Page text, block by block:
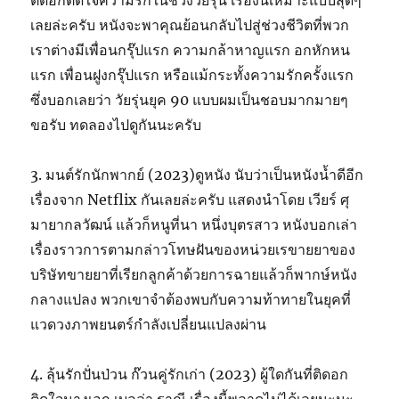
เลยล่ะครับ หนังจะพาคุณย้อนกลับไปสู่ช่วงชีวิตที่พวก
เราต่างมีเพื่อนกรุ๊ปแรก ความกล้าหาญแรก อกหักหน
แรก เพื่อนฝูงกรุ๊ปแรก หรือแม้กระทั้งความรักครั้งแรก
ซึ่งบอกเลยว่า วัยรุ่นยุค 90 แบบผมเป็นชอบมากมายๆ
ขอรับ ทดลองไปดูกันนะครับ
3. มนต์รักนักพากย์ (2023)ดูหนัง นับว่าเป็นหนังน้ำดีอีก
เรื่องจาก Netflix กันเลยล่ะครับ แสดงนำโดย เวียร์ ศุ
มายากลวัฒน์ แล้วก็หนูที่นา หนึ่งบุตรสาว หนังบอกเล่า
เรื่องราวการตามกล่าวโทษฝันของหน่วยเรขายยาของ
บริษัทขายยาที่เรียกลูกค้าด้วยการฉายแล้วก็พากษ์หนัง
กลางแปลง พวกเขาจำต้องพบกับความท้าทายในยุคที่
แวดวงภาพยนตร์กำลังเปลี่ยนแปลงผ่าน
4. ลุ้นรักปั่นป่วน ก๊วนคู่รักเก่า (2023) ผู้ใดกันที่ติดอก